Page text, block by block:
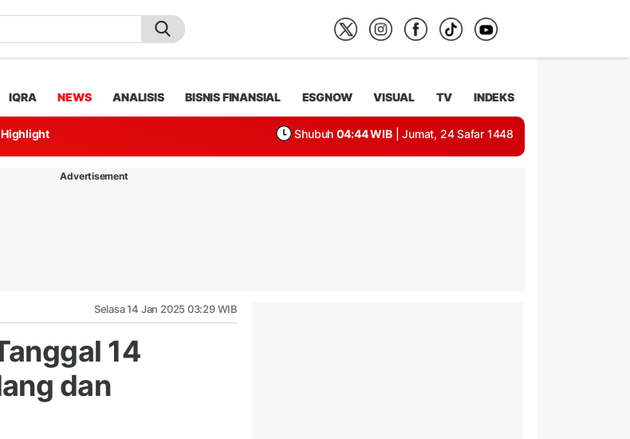
IQRA NEWS ANALISIS BISNIS FINANSIAL ESGNOW VISUAL TV INDEKS
Shubuh 04:44 WIB | Jumat, 24 Safar 1448
Advertisement
Selasa 14 Jan 2025 03:29 WIB
14
dan